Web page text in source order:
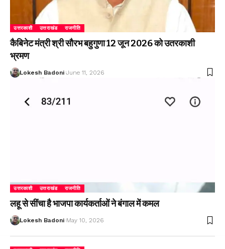
उत्तरकाशी उत्तराखंड राजनीति
कैबिनेट मंत्री श्री सौरभ बहुगुणा 12 जून 2026 को उतरकाशी
भ्रमण
Lokesh Badoni June 11, 2026
उत्तरकाशी उत्तराखंड राजनीति
लहू से सींचा है भाजपा कार्यकर्ताओं ने बंगाल में कमल
Lokesh Badoni May 10, 2026